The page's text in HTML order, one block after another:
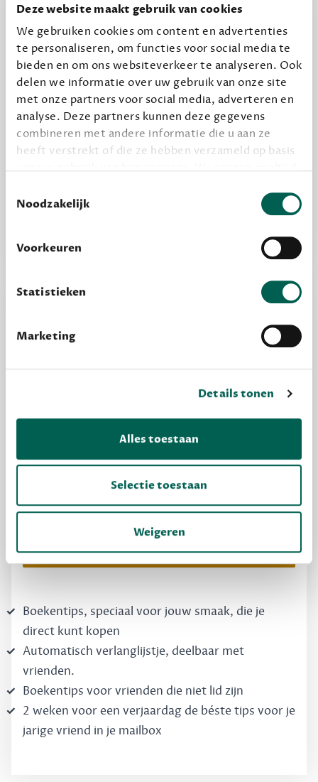
Deze website maakt gebruik van cookies
We gebruiken cookies om content en advertenties
te personaliseren, om functies voor social media te
bieden en om ons websiteverkeer te analyseren. Ook
delen we informatie over uw gebruik van onze site
met onze partners voor social media, adverteren en
analyse. Deze partners kunnen deze gegevens
combineren met andere informatie die u aan ze
heeft verstrekt of die ze hebben verzameld op basis
grondslag gebeurt, en er niet onnodig data van je
wordt verwerkt. Gevoelige persoonsgegevens delen
Noodzakelijk
Voorkeuren
Statistieken
Marketing
Details tonen
Alles toestaan
Selectie toestaan
Weigeren
halen.
12,50 per maand, incl. verzending
Geef cadeau
Alles van Dewey Free
Vooraf een tipje van de sluier, zodat je kunt
Dewey Free
Krijg boekentips, persoonlijk voor jou en je
vrienden. Krijg én geef betere cadeaus.
Schrijf nu gratis in
Boekentips, speciaal voor jouw smaak, die je
direct kunt kopen
Automatisch verlanglijstje, deelbaar met
vrienden.
Boekentips voor vrienden die niet lid zijn
2 weken voor een verjaardag de béste tips voor je
jarige vriend in je mailbox